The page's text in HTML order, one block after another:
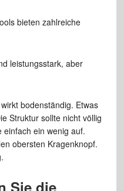
bieten zahlreiche
leistungsstark, aber
bodenständig. Etwas
Struktur sollte nicht völlig
ein wenig auf.
obersten Kragenknopf.
Sie die